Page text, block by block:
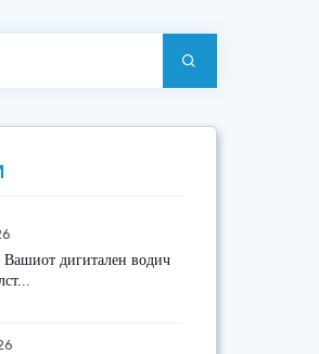
Вашиот дигитален водич